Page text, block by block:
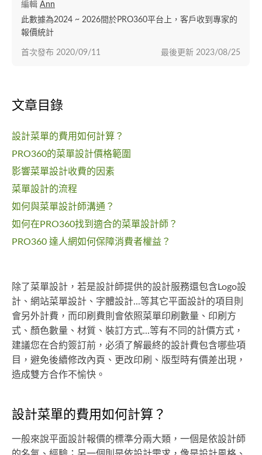
編輯 Ann
此數據為2024 ~ 2026間於PRO360平台上，客戶收到專家的
報價統計
最後更新 2023/08/25
首次發布 2020/09/11
文章目錄
設計菜單的費用如何計算？
PRO360的菜單設計價格範圍
影響菜單設計收費的因素
菜單設計的流程
如何與菜單設計師溝通？
如何在PRO360找到適合的菜單設計師？
PRO360 達人網如何保障消費者權益？
除了菜單設計，若是設計師提供的設計服務還包含Logo設
計、網站菜單設計、字體設計...等其它平面設計的項目則
會另外計費，而印刷費則會依照菜單印刷數量、印刷方
式、顏色數量、材質、裝訂方式...等有不同的計價方式，
建議您在合約簽訂前，必須了解最終的設計費包含哪些項
目，避免後續修改內頁、更改印刷、版型時有價差出現，
造成雙方合作不愉快。
設計菜單的費用如何計算？
一般來說平面設計報價的標準分兩大類，一個是依設計師